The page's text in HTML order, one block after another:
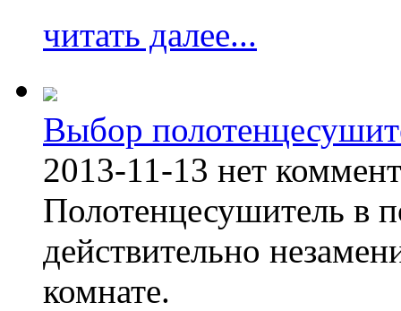
читать далее...
Выбор
2013-11-13 нет
Полотенцесушитель в
действительно
комнате.